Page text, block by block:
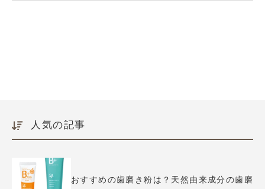
人気の記事
おすすめの歯磨き粉は？天然由来成分の歯磨